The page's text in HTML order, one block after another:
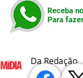
Receba
Para
Da Redação